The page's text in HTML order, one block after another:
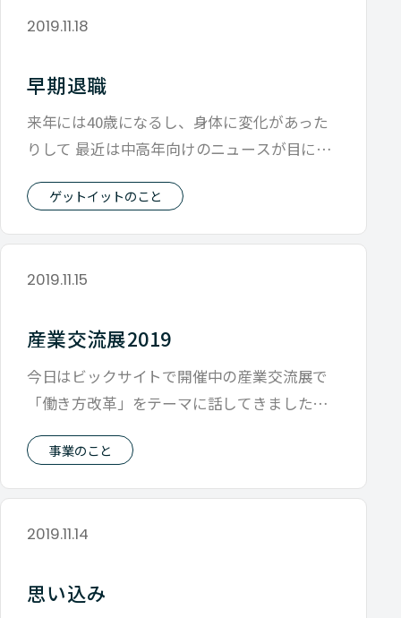
2019.11.18
早期退職
来年には40歳になるし、身体に変化があった
りして 最近は中高年向けのニュースが目につ
ゲットイットのこと
2019.11.15
産業交流展2019
今日はビックサイトで開催中の産業交流展で
「働き方改革」をテーマに話してきました。
事業のこと
2019.11.14
思い込み